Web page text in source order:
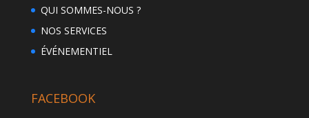
QUI SOMMES-NOUS ?
NOS SERVICES
ÉVÉNEMENTIEL
FACEBOOK